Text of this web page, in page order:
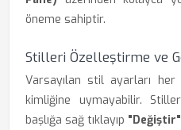
öneme sahiptir.
Stilleri Özelleştirme ve
Varsayılan stil ayarları
kimliğine uymayabilir.
başlığa sağ tıklayıp "Değiştir"